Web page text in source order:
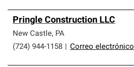
Pringle Construction LLC
New Castle, PA
(724) 944-1158
Correo electrónico